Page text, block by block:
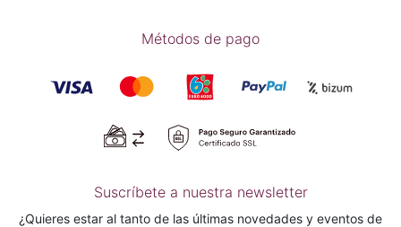
Métodos de pago
Suscríbete a nuestra newsletter
¿Quieres estar al tanto de las últimas novedades y eventos de